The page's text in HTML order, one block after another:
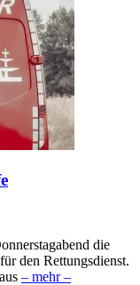
die
den Rettungsdienst.
– mehr –